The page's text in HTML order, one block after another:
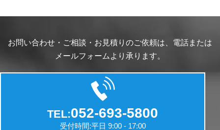
お問い合わせ・ご相談・お見積りのご依頼は、電話または
メールフォームより承ります。
TEL:052-693-5800
受付時間:平日 9:00 - 17:00